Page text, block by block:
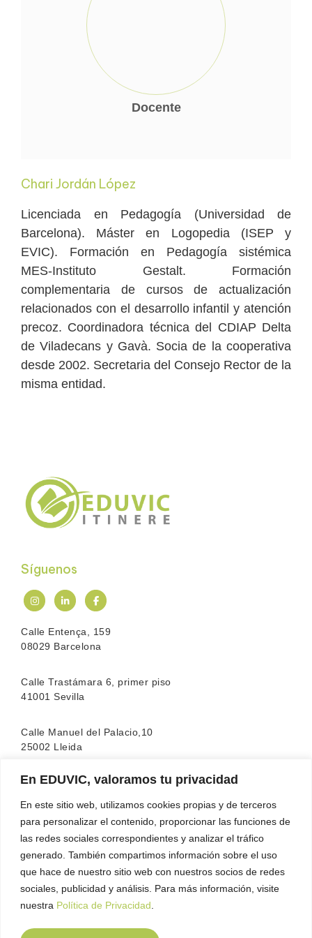
En EDUVIC, valoramos tu privacidad
En este sitio web, utilizamos cookies propias y de terceros
para personalizar el contenido, proporcionar las funciones de
las redes sociales correspondientes y analizar el tráfico
generado. También compartimos información sobre el uso
que hace de nuestro sitio web con nuestros socios de redes
sociales, publicidad y análisis. Para más información, visite
nuestra Política de Privacidad
Docente
Chari Jordán López
Licenciada en Pedagogía (Universidad de
Barcelona). Máster en Logopedia (ISEP y
EVIC). Formación en Pedagogía sistémica
MES-Instituto Gestalt. Formación
complementaria de cursos de actualización
relacionados con el desarrollo infantil y atención
precoz. Coordinadora técnica del CDIAP Delta
de Viladecans y Gavà. Socia de la cooperativa
desde 2002. Secretaria del Consejo Rector de la
misma entidad.
Síguenos
Calle Entença, 159
08029 Barcelona
Calle Trastámara 6, primer piso
41001 Sevilla
Calle Manuel del Palacio,10
25002 Lleida
La escuela cuenta con la acreditación de laFEATF
Familiar)